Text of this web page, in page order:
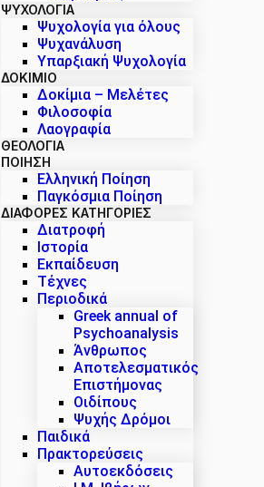
ΨΥΧΟΛΟΓΙΑ
Ψυχολογία για όλους
Ψυχανάλυση
Υπαρξιακή Ψυχολογία
ΔΟΚΊΜΙΟ
Δοκίμια – Μελέτες
Φιλοσοφία
Λαογραφία
ΘΕΟΛΟΓΙΑ
ΠΟΙΗΣΗ
Ελληνική Ποίηση
Παγκόσμια Ποίηση
ΔΙΑΦΟΡΕΣ ΚΑΤΗΓΟΡΙΕΣ
Διατροφή
Ιστορία
Εκπαίδευση
Τέχνες
Περιοδικά
Greek annual of
Psychoanalysis
Άνθρωπος
Αποτελεσματικός
Επιστήμονας
Οιδίπους
Ψυχής Δρόμοι
Παιδικά
Πρακτoρεύσεις
Αυτοεκδόσεις